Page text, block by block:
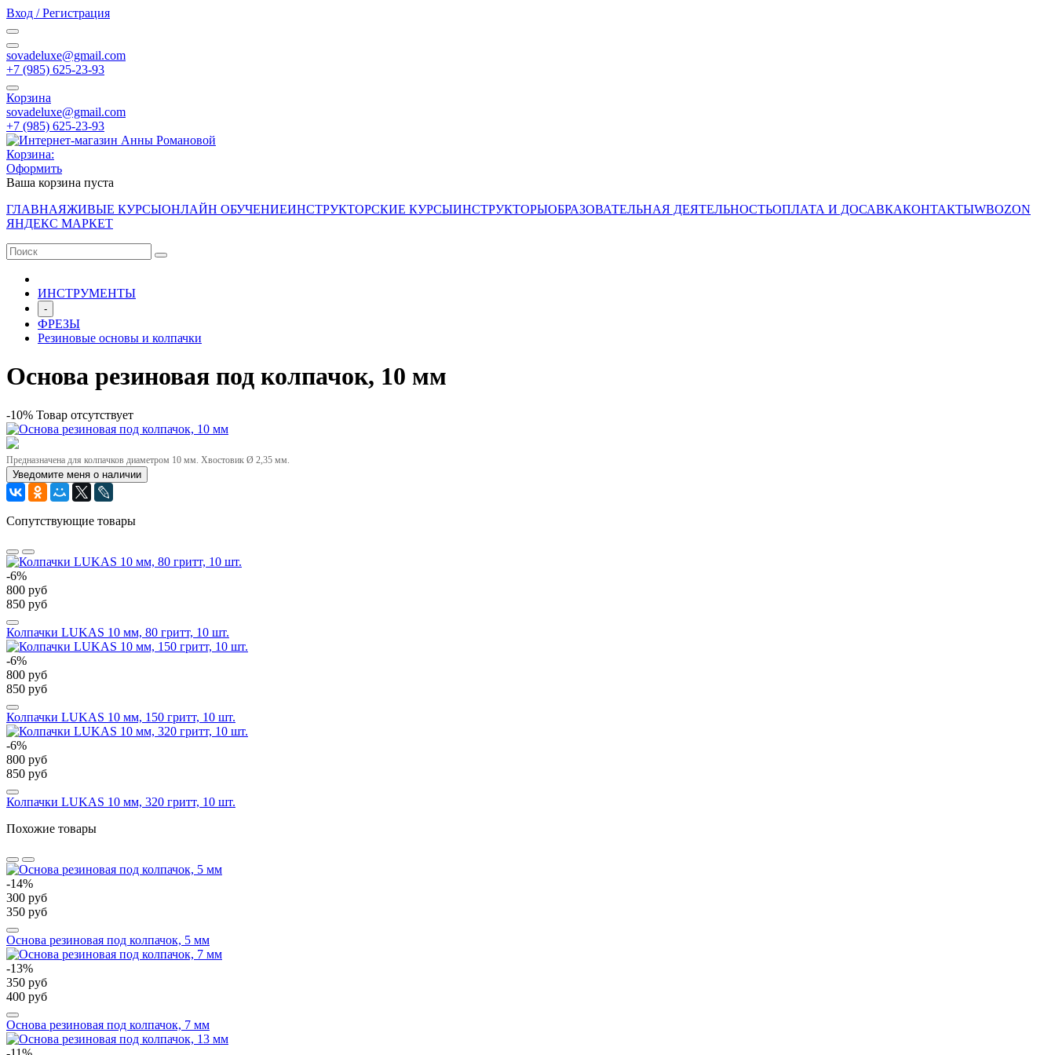
Вход / Регистрация
sovadeluxe@gmail.com
‭+7 (985) 625-23-93‬
Корзина
sovadeluxe@gmail.com
‭+7 (985) 625-23-93‬
Корзина:
Оформить
Ваша корзина пуста
ГЛАВНАЯЖИВЫЕ КУРСЫОНЛАЙН ОБУЧЕНИЕИНСТРУКТОРСКИЕ КУРСЫИНСТРУКТОРЫОБРАЗОВАТЕЛЬНАЯ ДЕЯТЕЛЬНОСТЬОПЛАТА И ДОСАВКАКОНТАКТЫWBOZON
ЯНДЕКС МАРКЕТ
ИНСТРУМЕНТЫ
-
ФРЕЗЫ
Резиновые основы и колпачки
Основа резиновая под колпачок, 10 мм
-10% Товар отсутствует
Предназначена для колпачков диаметром 10 мм. Хвостовик Ø 2,35 мм.
Уведомите меня о наличии
Сопутствующие товары
-6%
800 руб
850 руб
Колпачки LUKAS 10 мм, 80 гритт, 10 шт.
-6%
800 руб
850 руб
Колпачки LUKAS 10 мм, 150 гритт, 10 шт.
-6%
800 руб
850 руб
Колпачки LUKAS 10 мм, 320 гритт, 10 шт.
Похожие товары
-14%
300 руб
350 руб
Основа резиновая под колпачок, 5 мм
-13%
350 руб
400 руб
Основа резиновая под колпачок, 7 мм